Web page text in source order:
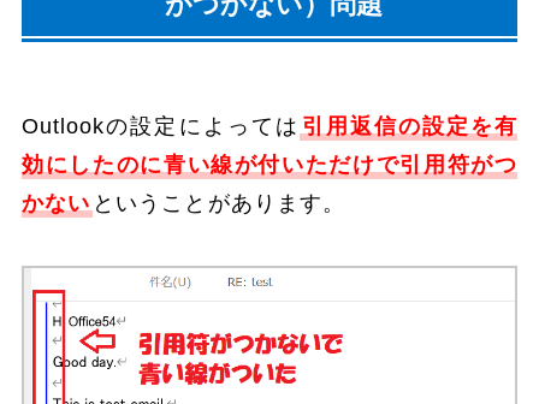
Outlookの設定によっては 引用返信の設定を有
効にしたのに青い線が付いただけで引用符がつ
かない ということがあります。